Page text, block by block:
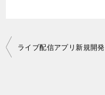
投
ライブ配信アプリ新規開発